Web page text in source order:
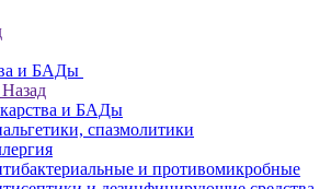
и БАДы
Назад
и БАДы
спазмолитики
и противомикробные